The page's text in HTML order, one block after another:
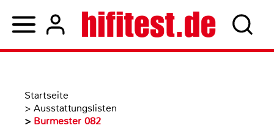
Startseite
> Ausstattungslisten
> Burmester 082